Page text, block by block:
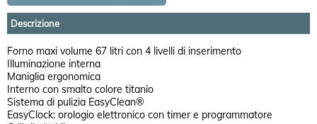
Descrizione
Forno maxi volume 67 litri con 4 livelli di inserimento
Illuminazione interna
Maniglia ergonomica
Interno con smalto colore titanio
Sistema di pulizia EasyClean®
EasyClock: orologio elettronico con timer e programmatore